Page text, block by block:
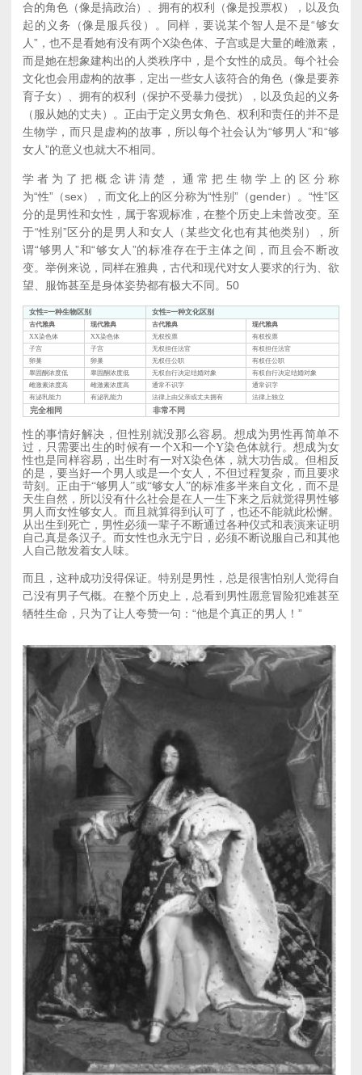
合的角色（像是搞政治）、拥有的权利（像是投票权），以及负
起的义务（像是服兵役）。同样，要说某个智人是不是“够女
人”，也不是看她有没有两个X染色体、子宫或是大量的雌激素，
而是她在想象建构出的人类秩序中，是个女性的成员。每个社会
文化也会用虚构的故事，定出一些女人该符合的角色（像是要养
育子女）、拥有的权利（保护不受暴力侵扰），以及负起的义务
（服从她的丈夫）。正由于定义男女角色、权利和责任的并不是
生物学，而只是虚构的故事，所以每个社会认为“够男人”和“够
女人”的意义也就大不相同。
学者为了把概念讲清楚，通常把生物学上的区分称
为“性”（sex），而文化上的区分称为“性别”（gender）。“性”区
分的是男性和女性，属于客观标准，在整个历史上未曾改变。至
于“性别”区分的是男人和女人（某些文化也有其他类别），所
谓“够男人”和“够女人”的标准存在于主体之间，而且会不断改
变。举例来说，同样在雅典，古代和现代对女人要求的行为、欲
望、服饰甚至是身体姿势都有极大不同。 50
女性=一种生物区别 女性=一种文化区别
古代雅典 现代雅典 古代雅典
现代雅典
XX染色体
XX染色体 无权投票
有权投票
子宫
子宫 无权担任法官
有权担任法官
卵巢
卵巢 无权任公职
有权任公职
睾固酮浓度低
睾固酮浓度低 无权自行决定结婚对象
有权自行决定结婚对象
雌激素浓度高
雌激素浓度高 通常不识字
通常识字
有泌乳能力
有泌乳能力 法律上由父亲或丈夫拥有 法律上独立
完全相同 非常不同
性的事情好解决，但性别就没那么容易。想成为男性再简单不
过，只需要出生的时候有一个X和一个Y染色体就行。想成为女
性也是同样容易，出生时有一对X染色体，就大功告成。但相反
的是，要当好一个男人或是一个女人，不但过程复杂，而且要求
苛刻。正由于“够男人”或“够女人”的标准多半来自文化，而不是
天生自然，所以没有什么社会是在人一生下来之后就觉得男性够
男人而女性够女人。而且就算得到认可了，也还不能就此松懈。
从出生到死亡，男性必须一辈子不断通过各种仪式和表演来证明
自己真是条汉子。而女性也永无宁日，必须不断说服自己和其他
人自己散发着女人味。
而且，这种成功没得保证。特别是男性，总是很害怕别人觉得自
己没有男子气概。在整个历史上，总看到男性愿意冒险犯难甚至
牺牲生命，只为了让人夸赞一句：“他是个真正的男人！”